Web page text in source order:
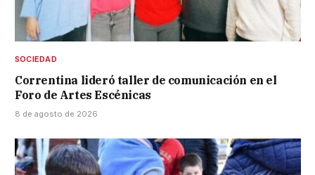
SOCIEDAD
Correntina lideró taller de comunicación en el
Foro de Artes Escénicas
8 de agosto de 2026